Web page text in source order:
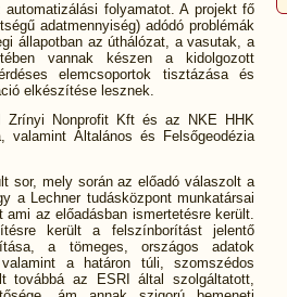
folyamatot. A projekt fő
adatmennyiség) adódó problémák
állapotban az úthálózat, a vasutak, a
vannak készen a kidolgozott
elemcsoportok tisztázása és
elkészítése lesznek.
Zrínyi Nonprofit Kft és az NKE HHK
valamint Általános és Felsőgeodézia
sor, mely során az előadó válaszolt a
a Lechner tudásközpont munkatársai
az előadásban ismertetésre került.
került a felszínborítást jelentő
a tömeges, országos adatok
a határon túli, szomszédos
továbbá az ESRI által szolgáltatott,